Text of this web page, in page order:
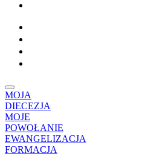
MOJA
DIECEZJA
MOJE
POWOŁANIE
EWANGELIZACJA
FORMACJA